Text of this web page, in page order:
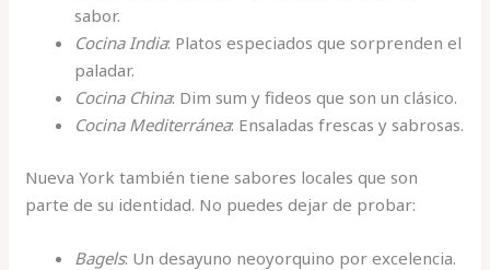
sabor.
Cocina India: Platos especiados que sorprenden el
paladar.
Cocina China: Dim sum y fideos que son un clásico.
Cocina Mediterránea: Ensaladas frescas y sabrosas.
Nueva York también tiene sabores locales que son
parte de su identidad. No puedes dejar de probar:
Bagels: Un desayuno neoyorquino por excelencia.